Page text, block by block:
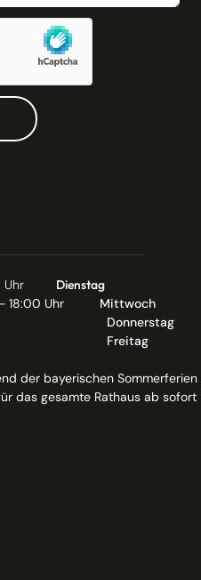
Dienstag
18:00 Uhr
Mittwoch
Donnerstag
Freitag
der bayerischen Sommerferien
das gesamte Rathaus ab sofort